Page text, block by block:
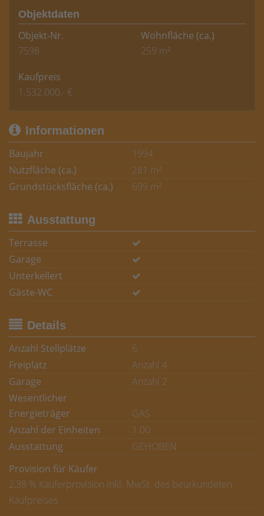
Objektdaten
Objekt-Nr.
7598
Wohnfläche (ca.)
259 m²
Kaufpreis
1.532.000,- €
Informationen
Baujahr
1994
Nutzfläche (ca.)
281 m²
Grundstücksfläche (ca.)
699 m²
Ausstattung
Terrasse
Garage
Unterkellert
Gäste-WC
Details
Anzahl Stellplätze
6
Freiplatz
Anzahl 4
Garage
Anzahl 2
Wesentlicher
Energieträger
GAS
Anzahl der Einheiten
1.00
Ausstattung
GEHOBEN
Provision für Käufer
2,38 % Käuferprovision inkl. MwSt. des beurkundeten
Kaufpreises